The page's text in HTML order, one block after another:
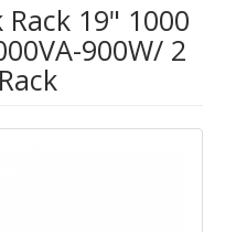
Rack 19" 1000
900W/ 2